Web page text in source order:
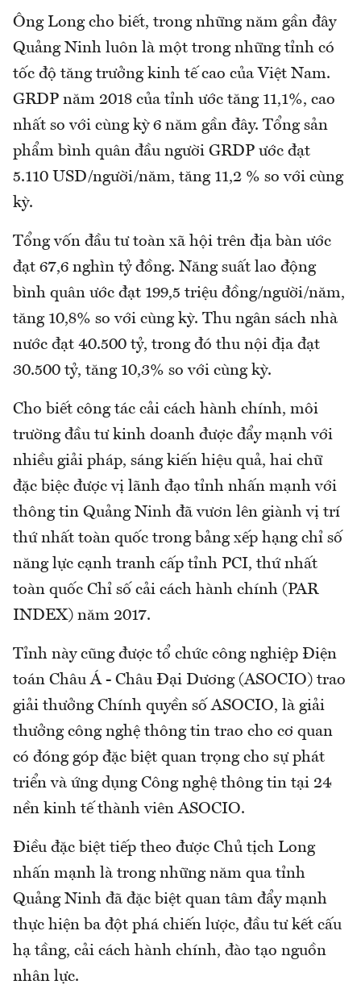
Ông Long cho biết, trong những năm gần đây
Quảng Ninh luôn là một trong những tỉnh có
tốc độ tăng trưởng kinh tế cao của Việt Nam.
GRDP năm 2018 của tỉnh ước tăng 11,1%, cao
nhất so với cùng kỳ 6 năm gần đây. Tổng sản
phẩm bình quân đầu người GRDP ước đạt
5.110 USD/người/năm, tăng 11,2 % so với cùng
kỳ.
Tổng vốn đầu tư toàn xã hội trên địa bàn ước
đạt 67,6 nghìn tỷ đồng. Năng suất lao động
bình quân ước đạt 199,5 triệu đồng/người/năm,
tăng 10,8% so với cùng kỳ. Thu ngân sách nhà
nước đạt 40.500 tỷ, trong đó thu nội địa đạt
30.500 tỷ, tăng 10,3% so với cùng kỳ.
Cho biết công tác cải cách hành chính, môi
trường đầu tư kinh doanh được đẩy mạnh với
nhiều giải pháp, sáng kiến hiệu quả, hai chữ
đặc biệc được vị lãnh đạo tỉnh nhấn mạnh với
thông tin Quảng Ninh đã vươn lên giành vị trí
thứ nhất toàn quốc trong bảng xếp hạng chỉ số
năng lực cạnh tranh cấp tỉnh PCI, thứ nhất
toàn quốc Chỉ số cải cách hành chính (PAR
INDEX) năm 2017.
Tỉnh này cũng được tổ chức công nghiệp Điện
toán Châu Á - Châu Đại Dương (ASOCIO) trao
giải thưởng Chính quyền số ASOCIO, là giải
thưởng công nghệ thông tin trao cho cơ quan
có đóng góp đặc biệt quan trọng cho sự phát
triển và ứng dụng Công nghệ thông tin tại 24
nền kinh tế thành viên ASOCIO.
Điều đặc biệt tiếp theo được Chủ tịch Long
nhấn mạnh là trong những năm qua tỉnh
Quảng Ninh đã đặc biệt quan tâm đẩy mạnh
thực hiện ba đột phá chiến lược, đầu tư kết cấu
hạ tầng, cải cách hành chính, đào tạo nguồn
nhân lực.